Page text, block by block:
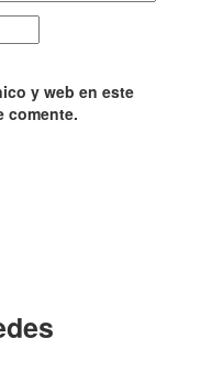
y web en este
comente.